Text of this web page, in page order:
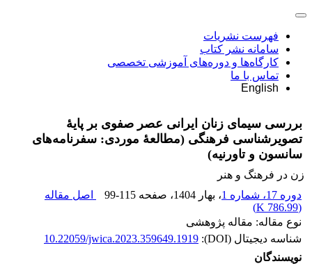
فهرست نشریات
سامانه نشر کتاب
کارگاه‌ها و دوره‌های آموزشی تخصصی
تماس با ما
English
بررسی سیمای زنان ایرانی عصر صفوی بر پایۀ
تصویرشناسی فرهنگی (مطالعۀ موردی: سفرنامه‌های
سانسون و تاورنیه)
زن در فرهنگ و هنر
دوره 17، شماره 1
، بهار 1404 ، صفحه 99-115
اصل مقاله
(
786.99 K
)
نوع مقاله: مقاله پژوهشی
شناسه دیجیتال (DOI):
10.22059/jwica.2023.359649.1919
نویسندگان